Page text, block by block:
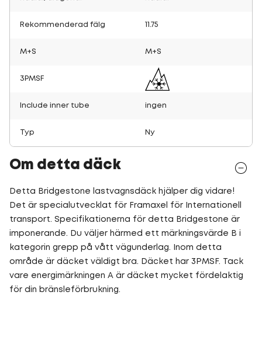
Rekommenderad fälg 11.75
M+S M+S
3PMSF
Include inner tube ingen
Typ Ny
Om detta däck
Detta Bridgestone lastvagnsdäck hjälper dig vidare!
Det är specialutvecklat för Framaxel för Internationell
transport. Specifikationerna för detta Bridgestone är
imponerande. Du väljer härmed ett märkningsvärde B i
kategorin grepp på vått vägunderlag. Inom detta
område är däcket väldigt bra. Däcket har 3PMSF. Tack
vare energimärkningen A är däcket mycket fördelaktig
för din bränsleförbrukning.